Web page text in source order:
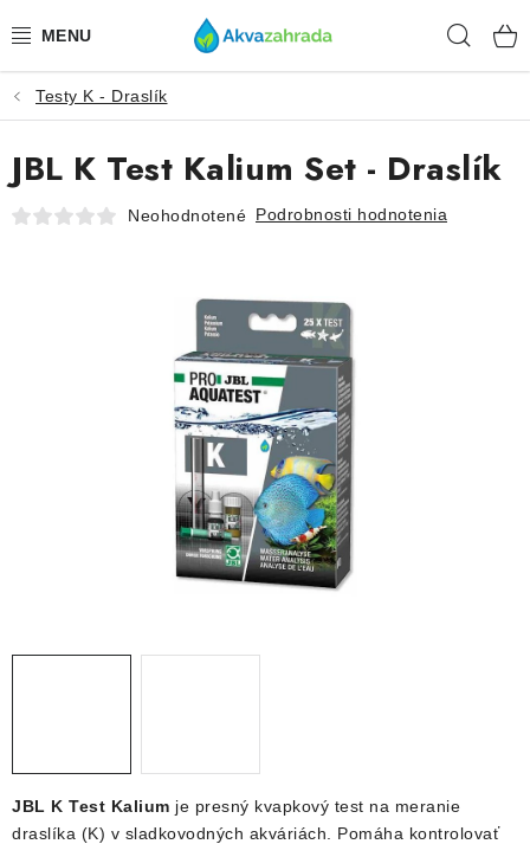
na
TECHNIKA
HNOJIVÁ
VODA
KRMIVÁ A VITAMÍNY
ŽIVOČÍCHY
Testy K - Draslík
JBL K Test Kalium je presný kvapkový test na meranie
draslíka (K) v sladkovodných akváriách. Pomáha kontrolovať
JBL K Test Kalium Set - Draslík
Neohodnotené Podrobnosti hodnotenia